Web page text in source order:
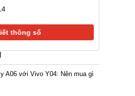
Blade A76 4GB|128GB
đ 2.690.000 đ
thông số
A06 với Vivo Y04: Nên mua gì